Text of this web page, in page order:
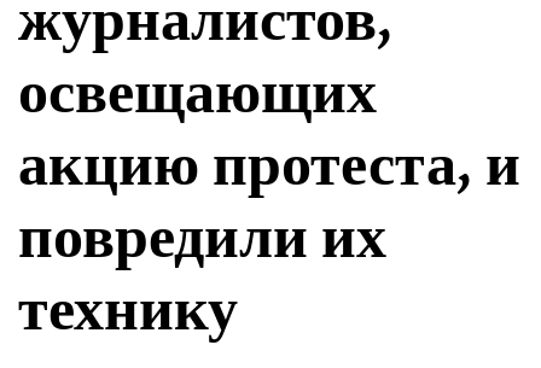
журналистов,
освещающих
акцию протеста, и
повредили их
технику